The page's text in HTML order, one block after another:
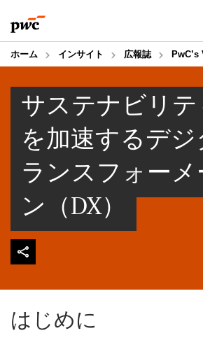
to
content
to
footer
ホーム インサイト 広報誌 PwC’s
サステナビリテ
を加速するデジ
ランスフォーメ
ン（DX）
はじめに